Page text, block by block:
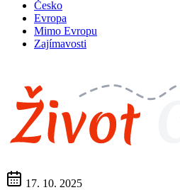
Česko
Evropa
Mimo Evropu
Zajímavosti
17. 10. 2025